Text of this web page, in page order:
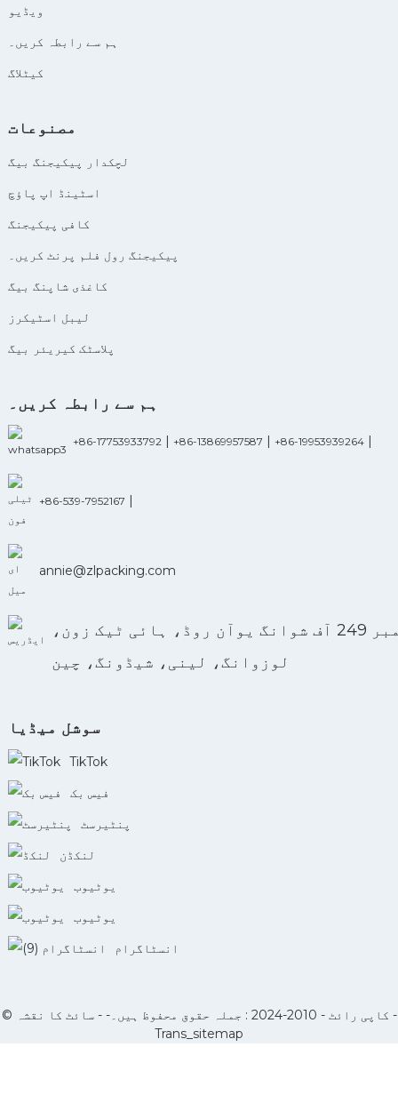
ویڈیو
ہم سے رابطہ کریں۔
کیٹلاگ
مصنوعات
لچکدار پیکیجنگ بیگ
اسٹینڈ اپ پاؤچ
کافی پیکیجنگ
پیکیجنگ رول فلم پرنٹ کریں۔
کاغذی شاپنگ بیگ
لیبل اسٹیکرز
پلاسٹک کیریئر بیگ
ہم سے رابطہ کریں۔
+86-17753933792| +86-13869957587 | +86-19953939264|
+86-539-7952167 |
annie@zlpacking.com
نمبر 249 آف شوانگ یوآن روڈ، ہائی ٹیک زون،
لوزوانگ، لینی، شیڈونگ، چین
سوشل میڈیا
TikTok
فیس بک
پنٹیرسٹ
لنکڈن
یوٹیوب
یوٹیوب
انسٹاگرام
© کاپی رائٹ - 2010-2024 : جملہ حقوق محفوظ ہیں۔- - سائٹ کا نقشہ
-
Trans_sitemap